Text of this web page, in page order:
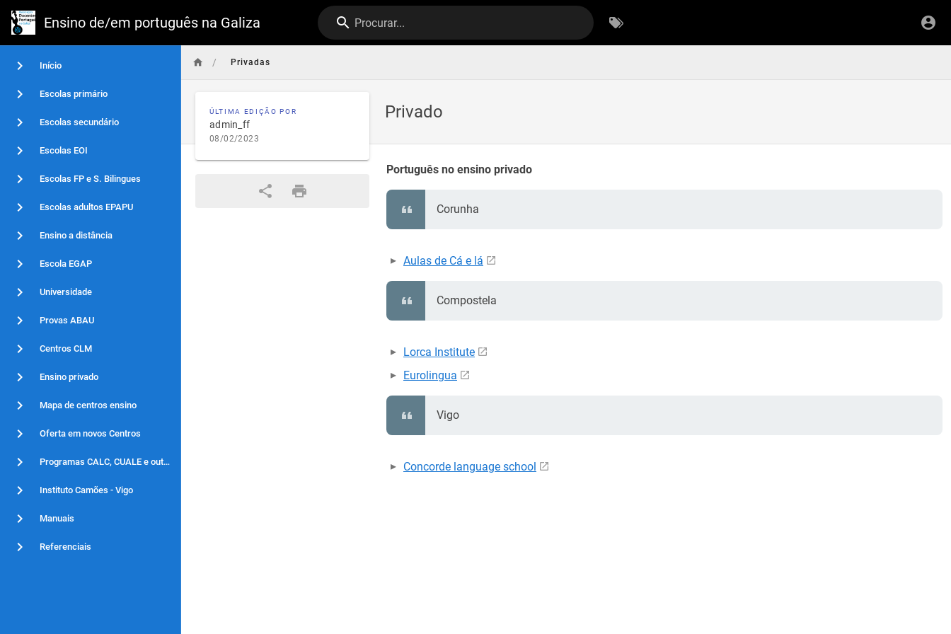
Ensino de/em português na Galiza Procurar...
Início
Escolas primário
Escolas secundário
Escolas EOI
Escolas FP e S. Bilingues
Escolas adultos EPAPU
Ensino a distância
Escola EGAP
Universidade
Provas ABAU
Centros CLM
Ensino privado
Mapa de centros ensino
Oferta em novos Centros
Programas CALC, CUALE e outros
Instituto Camões - Vigo
Manuais
Referenciais
/ Privadas
Privado
ÚLTIMA EDIÇÃO POR
admin_ff
08/02/2023
Português no ensino privado
Corunha
Aulas de Cá e lá
Compostela
Lorca Institute
Eurolingua
Vigo
Concorde language school